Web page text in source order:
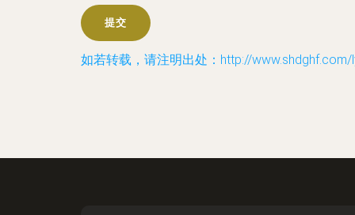
如若转载，请注明出处：http://www.shdghf.com/